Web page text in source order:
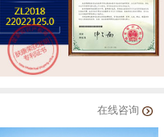
在线咨询